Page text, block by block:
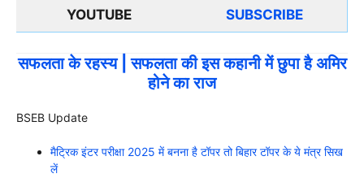
YOUTUBE SUBSCRIBE
सफलता के रहस्य | सफलता की इस कहानी में छुपा है अमिर
होने का राज
BSEB Update
मैट्रिक इंटर परीक्षा 2025 में बनना है टॉपर तो बिहार टॉपर के ये मंत्र सिख
लें